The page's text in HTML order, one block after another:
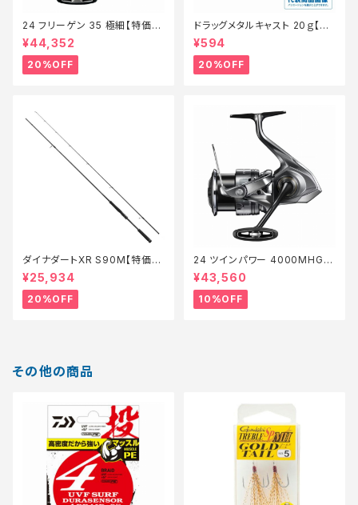
24 フリーゲン 35 極細【特価リ
ール】【20】
¥44,352
20%OFF
ドラッグメタルキャスト 20ｇ【特
価ルアー】【20】
¥594
20%OFF
ダイナダートXR S90M【特価ロ
ッド】【20】
¥25,934
20%OFF
24 ツインパワー 4000MHG
【継続セール_リール】【10】
¥43,560
10%OFF
その他の商品